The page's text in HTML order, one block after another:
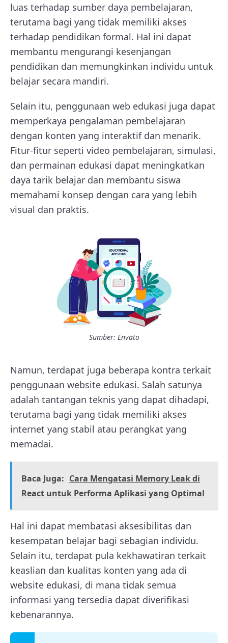
luas terhadap sumber daya pembelajaran,
terutama bagi yang tidak memiliki akses
terhadap pendidikan formal. Hal ini dapat
membantu mengurangi kesenjangan
pendidikan dan memungkinkan individu untuk
belajar secara mandiri.
Selain itu, penggunaan web edukasi juga dapat
memperkaya pengalaman pembelajaran
dengan konten yang interaktif dan menarik.
Fitur-fitur seperti video pembelajaran, simulasi,
dan permainan edukasi dapat meningkatkan
daya tarik belajar dan membantu siswa
memahami konsep dengan cara yang lebih
visual dan praktis.
Sumber: Envato
Namun, terdapat juga beberapa kontra terkait
penggunaan website edukasi. Salah satunya
adalah tantangan teknis yang dapat dihadapi,
terutama bagi yang tidak memiliki akses
internet yang stabil atau perangkat yang
memadai.
Baca Juga: Cara Mengatasi Memory Leak di
React untuk Performa Aplikasi yang Optimal
Hal ini dapat membatasi aksesibilitas dan
kesempatan belajar bagi sebagian individu.
Selain itu, terdapat pula kekhawatiran terkait
keaslian dan kualitas konten yang ada di
website edukasi, di mana tidak semua
informasi yang tersedia dapat diverifikasi
kebenarannya.